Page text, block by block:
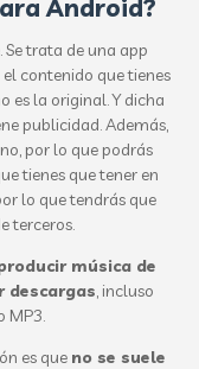
Android?
Se trata de una app
contenido que tienes
es la original. Y dicha
publicidad. Además,
por lo que podrás
tienes que tener en
lo que tendrás que
terceros.
música de
descargas, incluso
MP3.
es que no se suele